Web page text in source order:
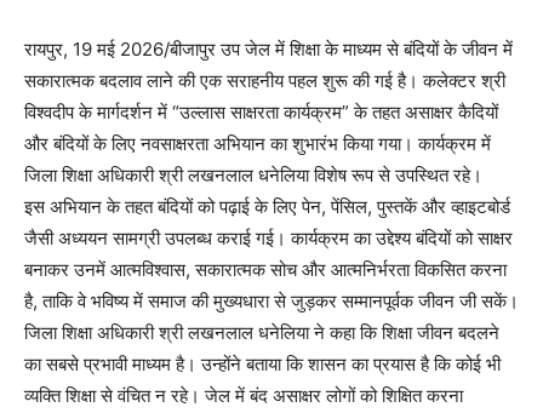
रायपुर, 19 मई 2026/बीजापुर उप जेल में शिक्षा के माध्यम से बंदियों के जीवन में
सकारात्मक बदलाव लाने की एक सराहनीय पहल शुरू की गई है। कलेक्टर श्री
विश्वदीप के मार्गदर्शन में “उल्लास साक्षरता कार्यक्रम” के तहत असाक्षर कैदियों
और बंदियों के लिए नवसाक्षरता अभियान का शुभारंभ किया गया। कार्यक्रम में
जिला शिक्षा अधिकारी श्री लखनलाल धनेलिया विशेष रूप से उपस्थित रहे।
इस अभियान के तहत बंदियों को पढ़ाई के लिए पेन, पेंसिल, पुस्तकें और व्हाइटबोर्ड
जैसी अध्ययन सामग्री उपलब्ध कराई गई। कार्यक्रम का उद्देश्य बंदियों को साक्षर
बनाकर उनमें आत्मविश्वास, सकारात्मक सोच और आत्मनिर्भरता विकसित करना
है, ताकि वे भविष्य में समाज की मुख्यधारा से जुड़कर सम्मानपूर्वक जीवन जी सकें।
जिला शिक्षा अधिकारी श्री लखनलाल धनेलिया ने कहा कि शिक्षा जीवन बदलने
का सबसे प्रभावी माध्यम है। उन्होंने बताया कि शासन का प्रयास है कि कोई भी
व्यक्ति शिक्षा से वंचित न रहे। जेल में बंद असाक्षर लोगों को शिक्षित करना